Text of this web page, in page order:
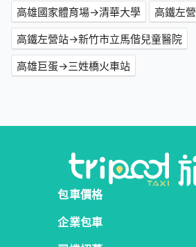
高雄國家體育場→清華大學
高鐵左
高鐵左營站→新竹市立馬偕兒童醫院
高雄巨蛋→三姓橋火車站
包車價格
企業包車